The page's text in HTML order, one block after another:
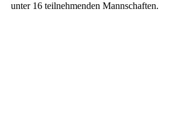
unter 16 teilnehmenden Mannschaften.